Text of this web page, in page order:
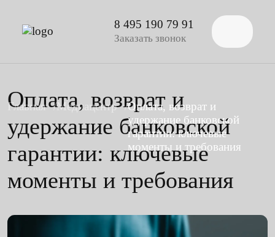
8 495 190 79 91
Заказать звонок
Главная Медиацентр
Оплата, возврат и
удержание банковской
гарантии: ключевые
моменты и требования
Оплата, возврат и
удержание банковской
гарантии: ключевые
моменты и требования